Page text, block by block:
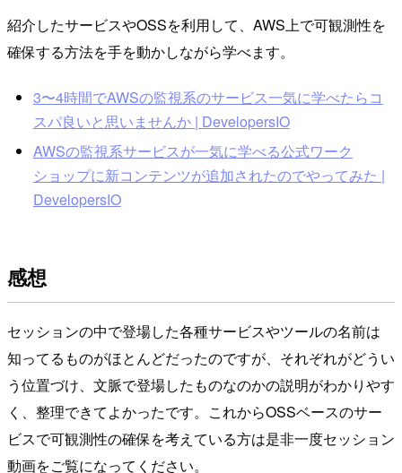
紹介したサービスやOSSを利用して、AWS上で可観測性を
確保する方法を手を動かしながら学べます。
3〜4時間でAWSの監視系のサービス一気に学べたらコ
スパ良いと思いませんか | DevelopersIO
AWSの監視系サービスが一気に学べる公式ワーク
ショップに新コンテンツが追加されたのでやってみた |
DevelopersIO
感想
セッションの中で登場した各種サービスやツールの名前は
知ってるものがほとんどだったのですが、それぞれがどうい
う位置づけ、文脈で登場したものなのかの説明がわかりやす
く、整理できてよかったです。これからOSSベースのサー
ビスで可観測性の確保を考えている方は是非一度セッション
動画をご覧になってください。